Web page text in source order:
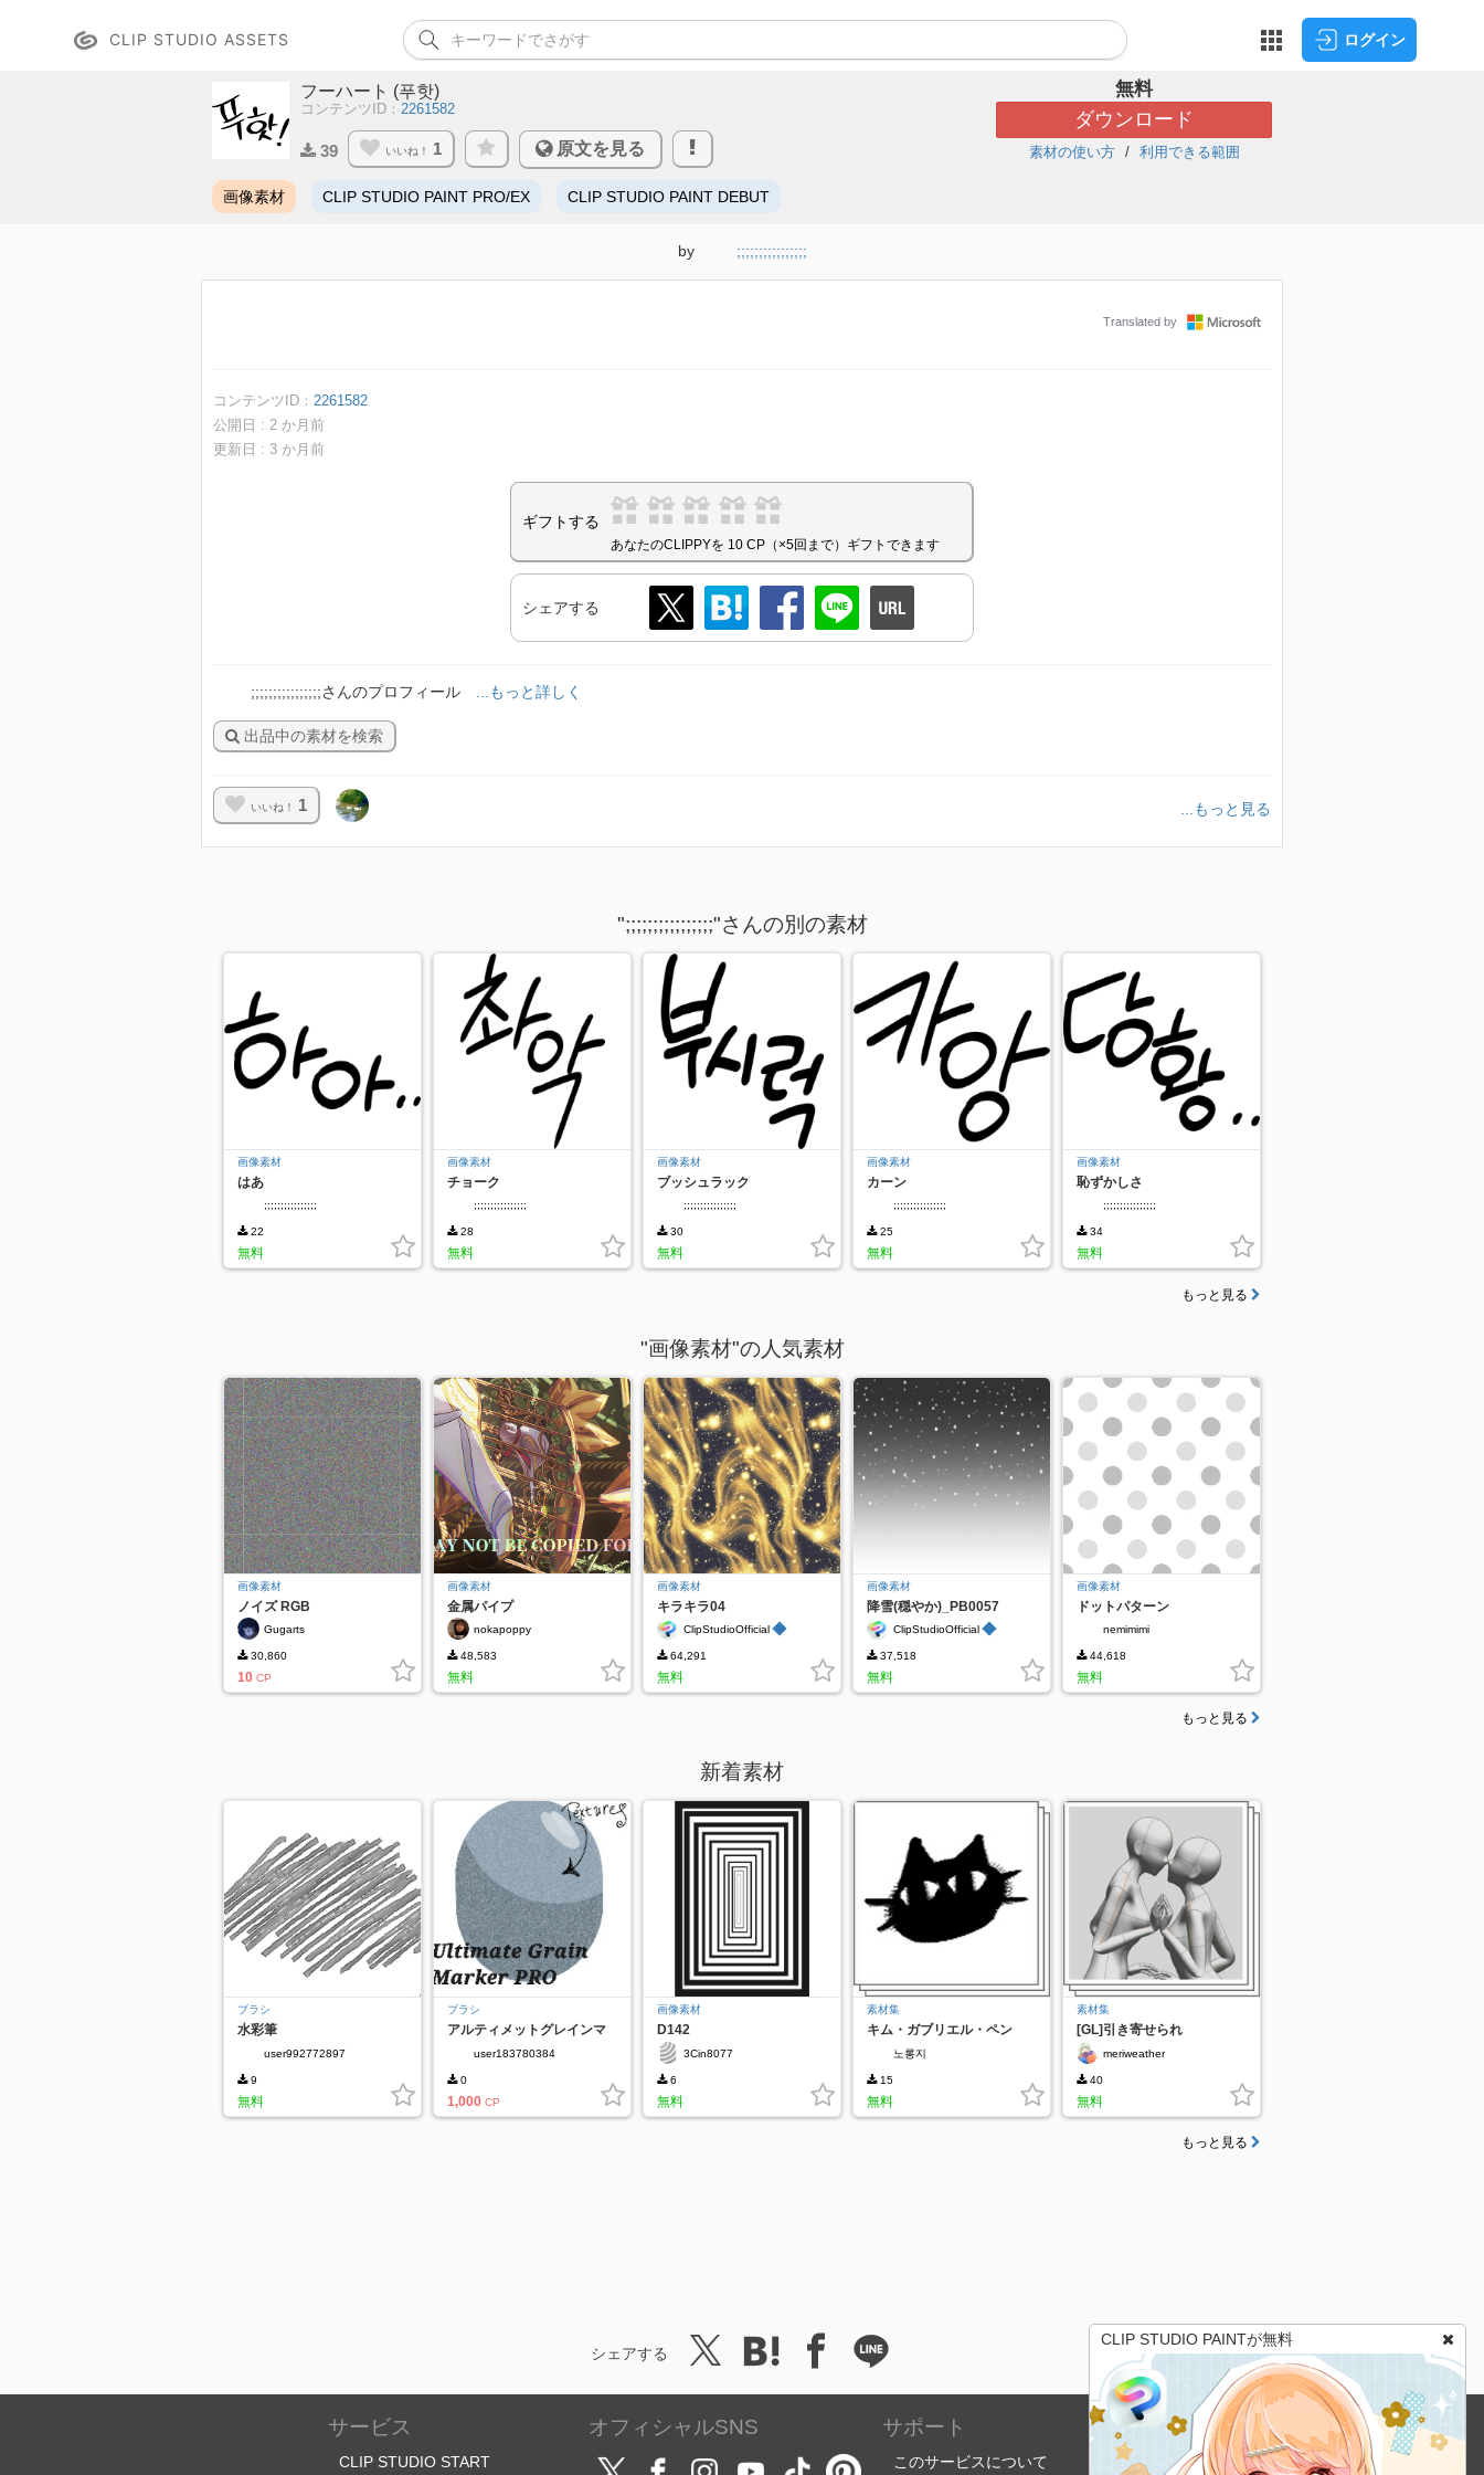
CLIP STUDIO ASSETS ログイン
フーハート (푸핫)
コンテンツID： 2261582
39 いいね！ 1 原文を見る
無料
ダウンロード
素材の使い方 利用できる範囲
画像素材 CLIP STUDIO PAINT PRO/EX CLIP STUDIO PAINT DEBUT
by ;;;;;;;;;;;;;;;;
Translated by
コンテンツID： 2261582
公開日 : 2 か月前
更新日 : 3 か月前
ギフトする
あなたのCLIPPYを 10 CP（×5回まで）ギフトできます
シェアする
;;;;;;;;;;;;;;;;さんのプロフィール ...もっと詳しく
出品中の素材を検索
いいね！ 1 ...もっと見る
";;;;;;;;;;;;;;;;"さんの別の素材
画像素材
はあ
;;;;;;;;;;;;;;;;
22
無料
画像素材
チョーク
;;;;;;;;;;;;;;;;
28
無料
画像素材
ブッシュラック
;;;;;;;;;;;;;;;;
30
無料
画像素材
カーン
;;;;;;;;;;;;;;;;
25
無料
画像素材
恥ずかしさ
;;;;;;;;;;;;;;;;
34
無料
もっと見る
"画像素材"の人気素材
画像素材
ノイズ RGB
Gugarts
30,860
10 CP
画像素材
金属パイプ
nokapoppy
48,583
無料
画像素材
キラキラ04
ClipStudioOfficial◆
64,291
無料
画像素材
降雪(穏やか)_PB0057
ClipStudioOfficial◆
37,518
無料
画像素材
ドットパターン
nemimimi
44,618
無料
もっと見る
新着素材
ブラシ
水彩筆
user992772897
9
無料
ブラシ
アルティメットグレインマ
user183780384
0
1,000 CP
画像素材
D142
3Cin8077
6
無料
素材集
キム・ガブリエル・ペン
노롱지
15
無料
素材集
[GL]引き寄せられ
meriweather
40
無料
もっと見る
CLIP STUDIO PAINTが無料
シェアする
サービス
CLIP STUDIO START
オフィシャルSNS サポート
このサービスについて